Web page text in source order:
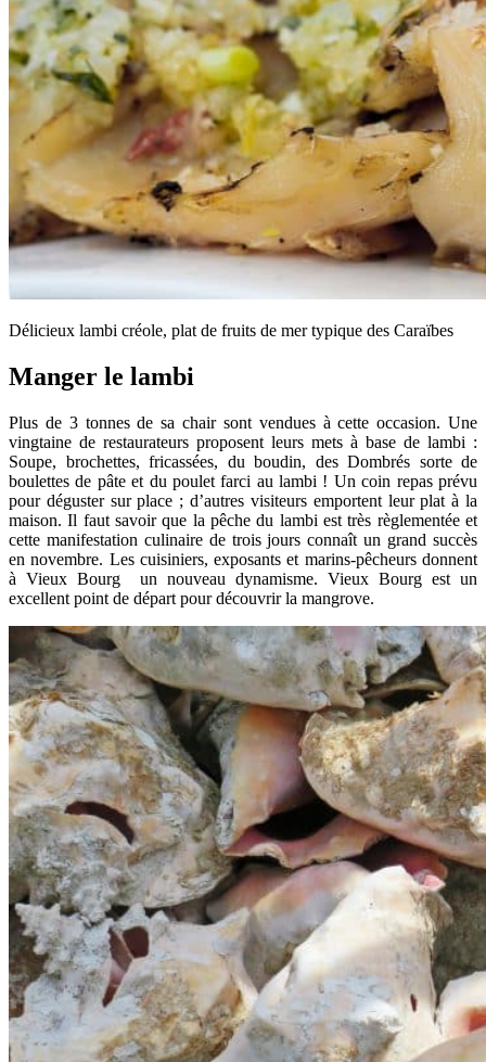
Délicieux lambi créole, plat de fruits de mer typique des Caraïbes
Manger le lambi
Plus de 3 tonnes de sa chair sont vendues à cette occasion. Une
vingtaine de restaurateurs proposent leurs mets à base de lambi :
Soupe, brochettes, fricassées, du boudin, des Dombrés sorte de
boulettes de pâte et du poulet farci au lambi ! Un coin repas prévu
pour déguster sur place ; d’autres visiteurs emportent leur plat à la
maison. Il faut savoir que la pêche du lambi est très règlementée et
cette manifestation culinaire de trois jours connaît un grand succès
en novembre. Les cuisiniers, exposants et marins-pêcheurs donnent
à Vieux Bourg un nouveau dynamisme. Vieux Bourg est un
excellent point de départ pour découvrir la mangrove.